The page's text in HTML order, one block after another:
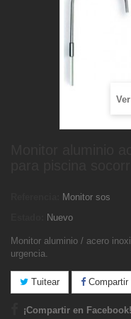
Monitor sos
Nuevo
Monitor aluminio / acero
urgencia.
Tuitear Compartir
¡Compartir en Facebook!